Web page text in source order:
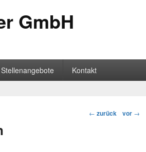
GmbH
Stellenangebote Kontakt
Beitragsnavigation
← zurück vor →